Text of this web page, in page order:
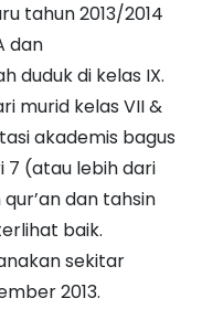
tahun 2013/2014
dan
duduk di kelas IX.
murid kelas VII &
akademis bagus
(atau lebih dari
dan tahsin
baik.
sekitar
2013.